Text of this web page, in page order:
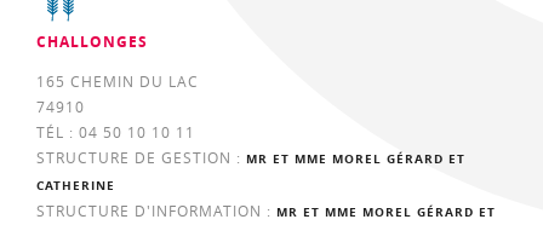
CHALLONGES
165 CHEMIN DU LAC
74910
TÉL : 04 50 10 10 11
STRUCTURE DE GESTION : MR ET MME MOREL GÉRARD ET
CATHERINE
STRUCTURE D'INFORMATION : MR ET MME MOREL GÉRARD ET